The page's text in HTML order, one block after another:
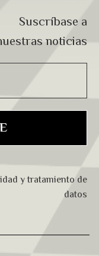
Suscríbase a
noticias
y tratamiento de
datos